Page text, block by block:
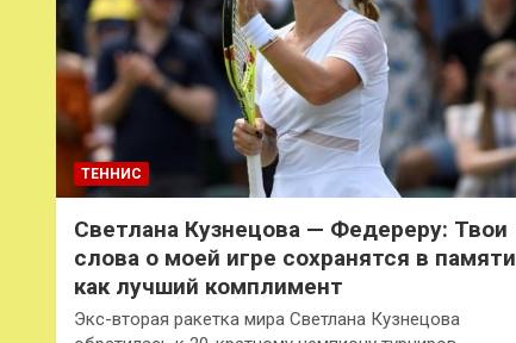
ТЕННИС
Светлана Кузнецова — Федереру: Твои
слова о моей игре сохранятся в памяти
как лучший комплимент
Экс-вторая ракетка мира Светлана Кузнецова